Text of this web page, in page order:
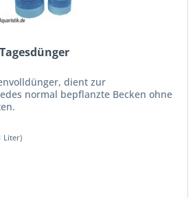
dient zur
normal bepflanzte Becken ohne
Liter)